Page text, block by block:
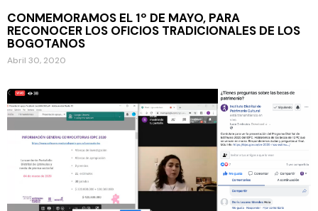
CONMEMORAMOS EL 1º DE MAYO, PARA
RECONOCER LOS OFICIOS TRADICIONALES DE LOS
BOGOTANOS
Abril 30, 2020